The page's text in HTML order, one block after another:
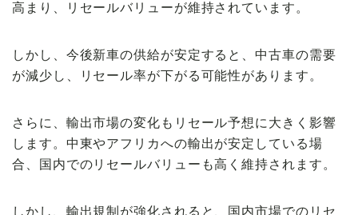
高まり、リセールバリューが維持されています。
しかし、今後新車の供給が安定すると、中古車の需要
が減少し、リセール率が下がる可能性があります。
さらに、輸出市場の変化もリセール予想に大きく影響
します。中東やアフリカへの輸出が安定している場
合、国内でのリセールバリューも高く維持されます。
しかし、輸出規制が強化されると、国内市場でのリセ